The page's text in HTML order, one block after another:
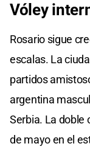
Vóley
Rosario sigue
escalas. La
partidos
argentina
Serbia. La doble
de mayo en el